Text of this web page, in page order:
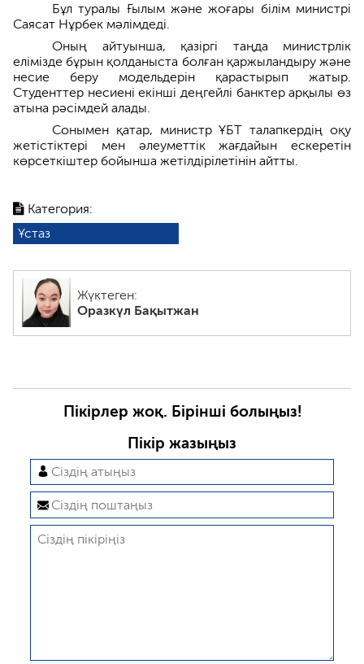
Категория:
Ұстаз
Жүктеген:
Оразкүл Бақытжан
Бұл туралы Ғылым және жоғары білім министрі
Саясат Нұрбек мәлімдеді.
Оның айтуынша, қазіргі таңда министрлік
елімізде бұрын қолданыста болған қаржыландыру және
несие беру модельдерін қарастырып жатыр.
Студенттер несиені екінші деңгейлі банктер арқылы өз
атына рәсімдей алады.
Сонымен қатар, министр ҰБТ талапкердің оқу
жетістіктері мен әлеуметтік жағдайын ескеретін
көрсеткіштер бойынша жетілдірілетінін айтты.
Пікірлер жоқ. Бірінші болыңыз!
Пікір жазыңыз